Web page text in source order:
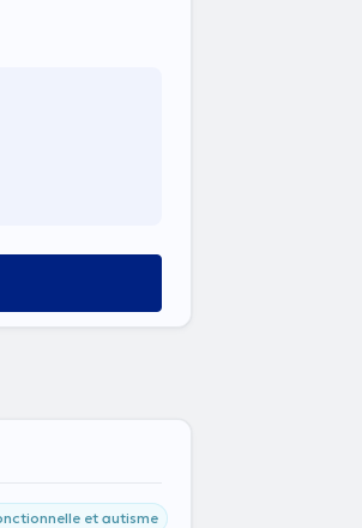
et autisme